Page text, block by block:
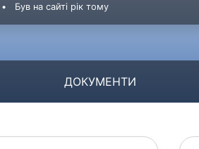
• Був на сайті рік тому
ДОКУМЕНТИ